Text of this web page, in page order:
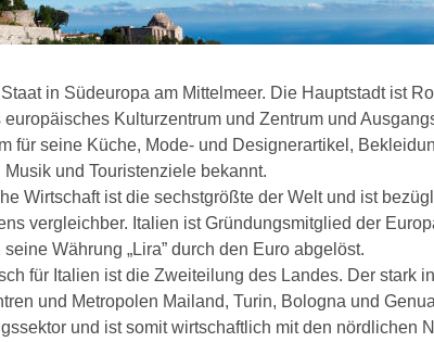
in Südeuropa am Mittelmeer. Die Hauptstadt ist
Kulturzentrum und Zentrum und
für seine Küche, Mode- und Designerartikel,
Musik und Touristenziele bekannt.
Wirtschaft ist die sechstgrößte der Welt und ist
vergleichber. Italien ist Gründungsmitglied der
Währung „Lira” durch den Euro abgelöst.
für Italien ist die Zweiteilung des Landes. Der stark
und Metropolen Mailand, Turin, Bologna und
und ist somit wirtschaftlich mit den nördlichen